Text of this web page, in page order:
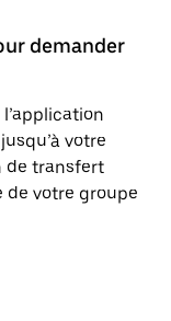
demander
votre
de transfert
de votre groupe